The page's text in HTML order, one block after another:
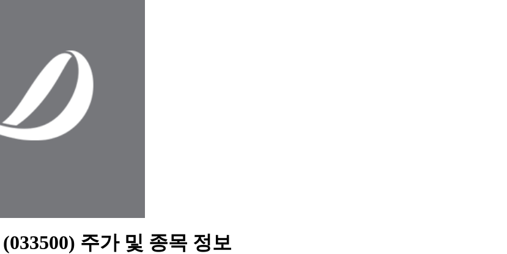
주가 및 종목 정보